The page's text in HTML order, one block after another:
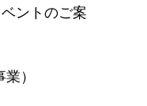
ントのご案
）